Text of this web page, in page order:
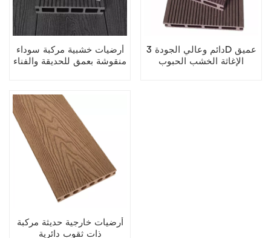
أرضيات خشبية مركبة سوداء
منقوشة بعمق للحديقة والفناء
دائم وعالي الجودة 3D عميق
الإغاثة الخشب الحبوب
أرضيات خارجية حديثة مركبة
ذات ثقوب دائرية